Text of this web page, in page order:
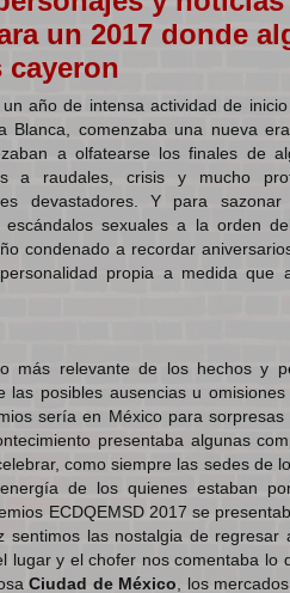
un 2017 donde
cayeron
año de intensa actividad de
Blanca, comenzaba una nueva
a olfatearse los finales de
a raudales, crisis y mucho
devastadores. Y para sazonar
escándalos sexuales a la orden
condenado a recordar
propia a medida que
más relevante de los hechos y
posibles ausencias u omisiones
sería en México para sorpresas
presentaba algunas
como siempre las sedes de
de los quienes estaban
ECDQEMSD 2017 se
las nostalgia de regresar
lugar y el chofer nos comentaba lo
Ciudad de México , los